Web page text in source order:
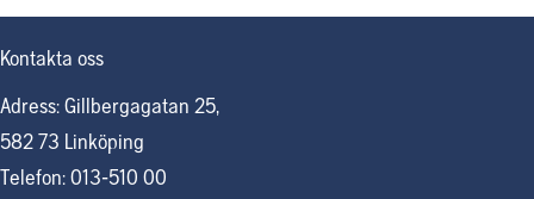
Kontakta oss
Adress: Gillbergagatan 25,
582 73 Linköping
Telefon: 013-510 00